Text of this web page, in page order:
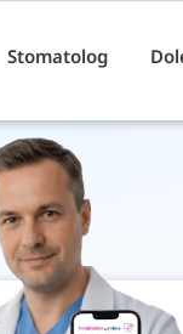
Stomatolog